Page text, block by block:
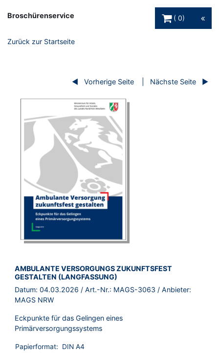
Broschürenservice
0
Zurück zur Startseite
Vorherige Seite Nächste Seite
BROSCHÜRE:
AMBULANTE VERSORGUNGS ZUKUNFTSFEST
GESTALTEN (LANGFASSUNG)
Datum: 04.03.2026 / Art.-Nr.: MAGS-3063 / Anbieter:
MAGS NRW
Eckpunkte für das Gelingen eines
Primärversorgungssystems
Papierformat:
DIN A4